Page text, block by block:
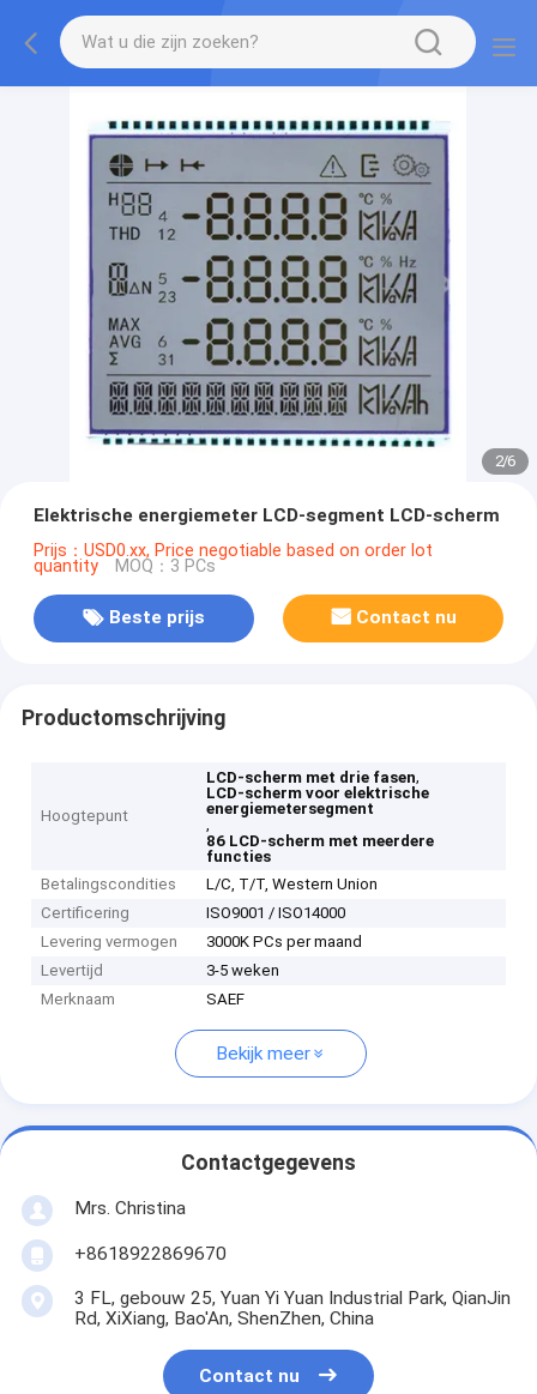
2/6
Elektrische energiemeter LCD-segment LCD-scherm
Prijs：USD0.xx, Price negotiable based on order lot
quantity MOQ：3 PCs
Beste prijs Contact nu
Productomschrijving
Hoogtepunt
LCD-scherm met drie fasen,
LCD-scherm voor elektrische
energiemetersegment
,
86 LCD-scherm met meerdere
functies
Betalingscondities
L/C, T/T, Western Union
Certificering
ISO9001 / ISO14000
Levering vermogen
3000K PCs per maand
Levertijd
3-5 weken
Merknaam
SAEF
Bekijk meer
Contactgegevens
Mrs. Christina
+8618922869670
3 FL, gebouw 25, Yuan Yi Yuan Industrial Park, QianJin
Rd, XiXiang, Bao'An, ShenZhen, China
Contact nu